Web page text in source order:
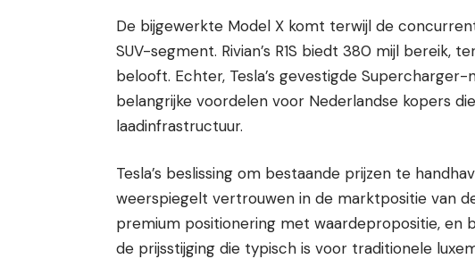
De bijgewerkte Model X komt terwijl de
SUV-segment. Rivian’s R1S biedt 380 mijl bereik,
belooft. Echter, Tesla’s gevestigde
belangrijke voordelen voor Nederlandse kopers
laadinfrastructuur.
Tesla’s beslissing om bestaande prijzen te
weerspiegelt vertrouwen in de marktpositie van
premium positionering met waardepropositie, en
de prijsstijging die typisch is voor traditionele